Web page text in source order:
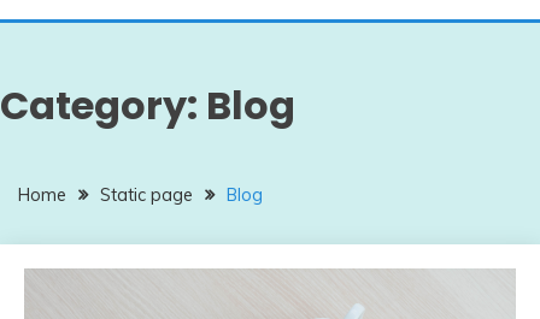
Category: Blog
Home Static page Blog